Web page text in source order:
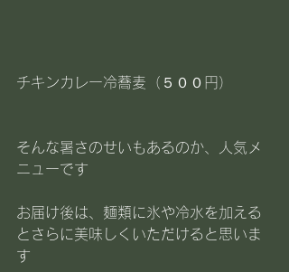
チキンカレー冷蕎麦（５００円）
そんな暑さのせいもあるのか、人気メ
ニューです
お届け後は、麺類に氷や冷水を加える
とさらに美味しくいただけると思いま
す